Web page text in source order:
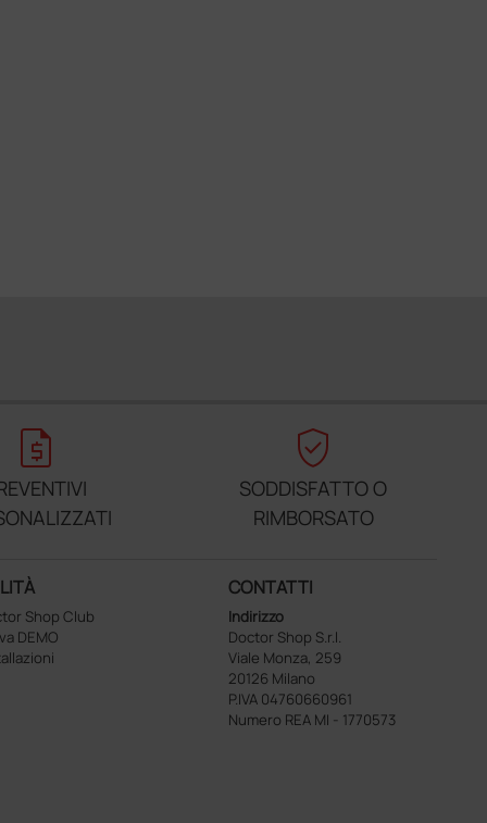
request_quote verified_user
SODDISFATTO O
RIMBORSATO
Shop Club
DEMO
CONTATTI
Indirizzo
Doctor Shop S.r.l.
Viale Monza, 259
20126 Milano
P.IVA 04760660961
Numero REA MI - 1770573